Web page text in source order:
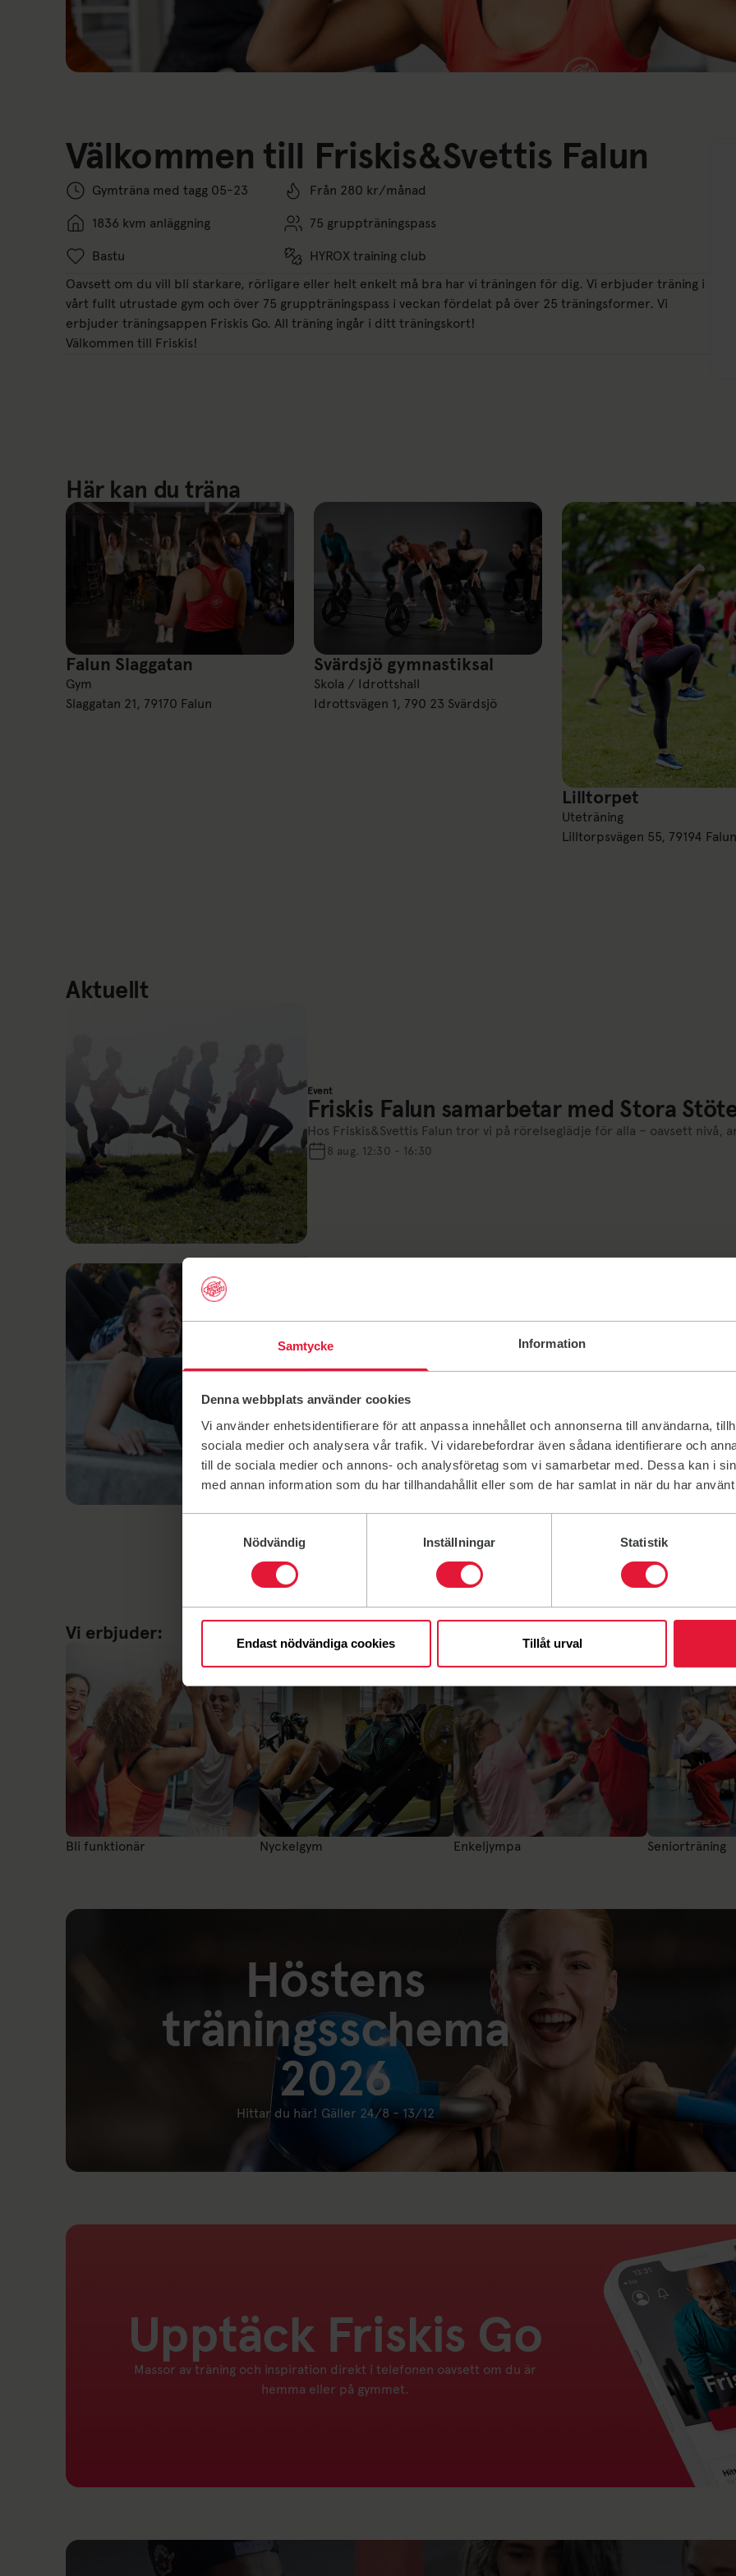
Samtycke Information
Denna webbplats använder cookies
Vi använder enhetsidentifierare för att anpassa innehållet och annonserna till användarna,
sociala medier och analysera vår trafik. Vi vidarebefordrar även sådana identifierare och
till de sociala medier och annons- och analysföretag som vi samarbetar med. Dessa kan i
med annan information som du har tillhandahållit eller som de har samlat in när du har
Nödvändig
Inställningar Statistik
Endast nödvändiga cookies Tillåt urval
Välkommen till Friskis&Svettis Falun
Gymträna med tagg 05-23 Från 280 kr/månad
1836 kvm anläggning 75 gruppträningspass
Bastu
HYROX training club
Oavsett om du vill bli starkare, rörligare eller helt enkelt må bra har vi träningen för dig. Vi erbjuder träning i
vårt fullt utrustade gym och över 75 gruppträningspass i veckan fördelat på över 25 träningsformer. Vi
erbjuder träningsappen Friskis Go. All träning ingår i ditt träningskort!
Välkommen till Friskis!
Här kan du träna
Falun Slaggatan
Falun Slaggatan
Gym
Slaggatan 21, 79170 Falun
Svärdsjö gymnastiksal
Svärdsjö gymnastiksal
Skola / Idrottshall
Idrottsvägen 1, 790 23 Svärdsjö
Lilltorpet
Lilltorpet
Uteträning
Lilltorpsvägen 55, 79194 Falun
Aktuellt
Event
Friskis Falun samarbetar med Stora
Hos Friskis&Svettis Falun tror vi på rörelseglädje för alla – oavsett nivå,
8 aug. 12:30 - 16:30
Välkommen ut och träna med oss!
5 maj 2026
Vi erbjuder:
Bli funktionär Nyckelgym Enkeljympa Seniorträning
Höstens
träningsschema
2026
Hittar du här! Gäller 24/8 - 13/12
Upptäck Friskis Go
Massor av träning och inspiration direkt i telefonen oavsett om du är
hemma eller på gymmet.